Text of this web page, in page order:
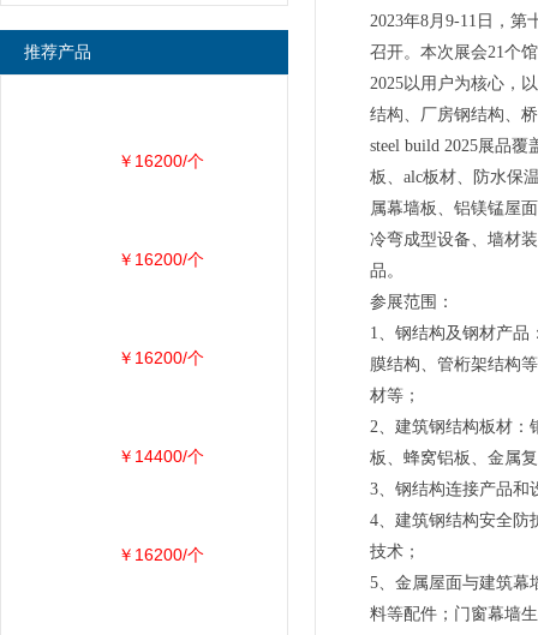
2023年8月9-11日，第
召开。本次展会21个
2025以用户为核心，
结构、厂房钢结构、
steel build 2025展品
板、alc板材、防水保
属幕墙板、铝镁锰屋
冷弯成型设备、墙材
品。
参展范围：
1、钢结构及钢材产品
膜结构、管桁架结构
材等；
2、建筑钢结构板材：
板、蜂窝铝板、金属
3、钢结构连接产品和
4、建筑钢结构安全防
技术；
5、金属屋面与建筑幕
料等配件；门窗幕墙
推荐产品
￥16200/个
￥16200/个
￥16200/个
￥14400/个
￥16200/个